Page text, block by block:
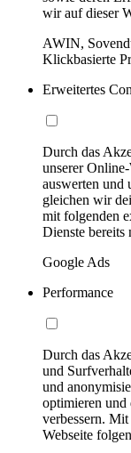
wir auf dieser
AWIN,
Klickbasierte
Erweitertes
Durch das
unserer
auswerten und
gleichen wir
mit folgenden
Dienste bereits
Google Ads
Performance
Durch das
und
und
optimieren und
verbessern.
Webseite